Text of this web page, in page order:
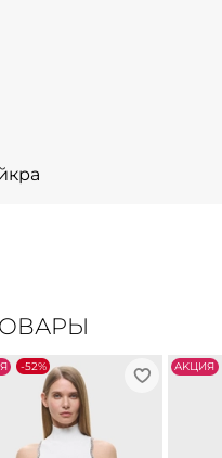
-52% АKЦИЯ